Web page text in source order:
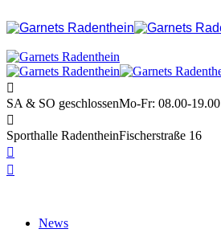
SA & SO geschlossenMo-Fr: 08.00-19.00
Sporthalle RadentheinFischerstraße 16
News